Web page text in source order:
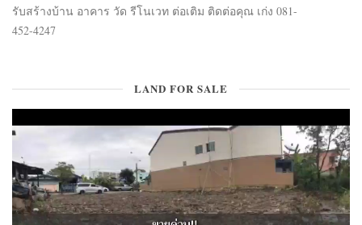
รับสร้างบ้าน อาคาร วัด รีโนเวท ต่อเติม ติดต่อคุณ เก่ง 081-
452-4247
LAND FOR SALE